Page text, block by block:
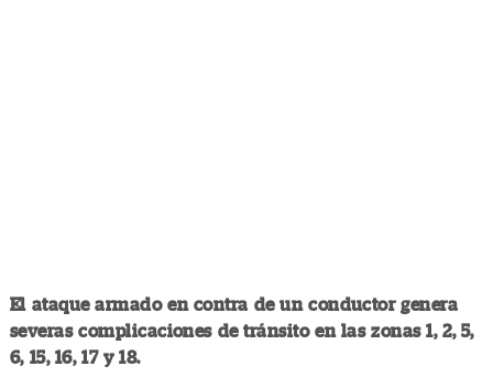
El ataque armado en contra de un conductor genera
severas complicaciones de tránsito en las zonas 1, 2, 5,
6, 15, 16, 17 y 18.